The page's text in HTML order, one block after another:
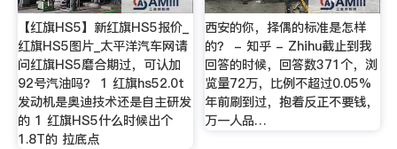
【红旗HS5】新红旗HS5报价_
红旗HS5图片_太平洋汽车网请
问红旗HS5磨合期过，可认加
92号汽油吗？ 1 红旗hs52.0t
发动机是奥迪技术还是自主研发
的 1 红旗HS5什么时候出个
1.8T的 拉底点
西安的你，择偶的标准是怎样
的？ - 知乎 - Zhihu截止到我
回答的时候，回答数371个，浏
览量72万，比例不超过0.05%
年前刷到过，抱着反正不要钱，
万一人品…